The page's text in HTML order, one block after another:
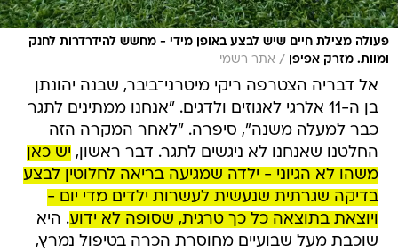
פעולה מצילת חיים שיש לבצע באופן מידי - מחשש להידרדרות לחנק
ומוות. מזרק אפיפן
/ אתר רשמי
אל דבריה הצטרפה ריקי מיטרני־ביבר, שבנה יהונתן
בן ה-11 אלרגי לאגוזים ולדגים. "אנחנו ממתינים לתגר
כבר למעלה משנה", סיפרה. "לאחר המקרה הזה
החלטנו שאנחנו לא ניגשים לתגר. דבר ראשון, יש כאן
משהו לא הגיוני - ילדה שמגיעה בריאה לחלוטין לבצע
בדיקה שגרתית שנעשית לעשרות ילדים מדי יום -
ויוצאת בתוצאה כל כך טרגית, שסופה לא ידוע. היא
שוכבת מעל שבועיים מחוסרת הכרה בטיפול נמרץ,